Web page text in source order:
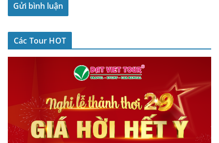
Các Tour HOT